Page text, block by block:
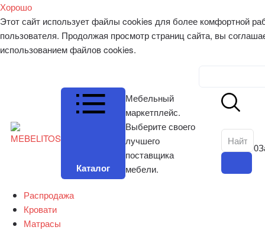
Хорошо
Этот сайт использует файлы cookies для более комфортной
пользователя. Продолжая просмотр страниц сайта, вы
использованием файлов cookies.
Каталог
Мебельный
маркетплейс.
Выберите своего
лучшего
поставщика
мебели.
0
Распродажа
Кровати
Матрасы